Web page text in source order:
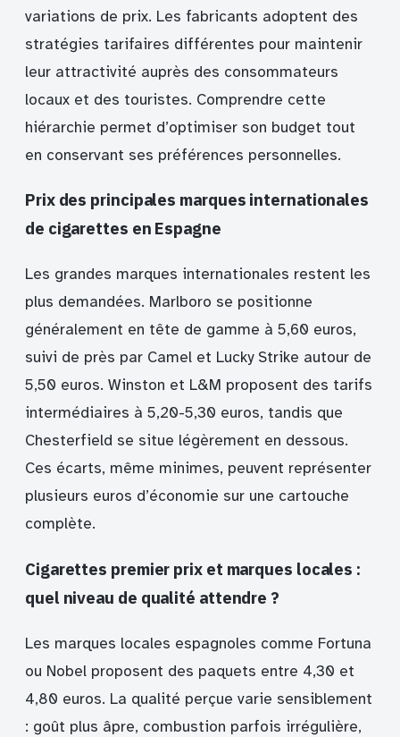
variations de prix. Les fabricants adoptent des
stratégies tarifaires différentes pour maintenir
leur attractivité auprès des consommateurs
locaux et des touristes. Comprendre cette
hiérarchie permet d’optimiser son budget tout
en conservant ses préférences personnelles.
Prix des principales marques internationales
de cigarettes en Espagne
Les grandes marques internationales restent les
plus demandées. Marlboro se positionne
généralement en tête de gamme à 5,60 euros,
suivi de près par Camel et Lucky Strike autour de
5,50 euros. Winston et L&M proposent des tarifs
intermédiaires à 5,20-5,30 euros, tandis que
Chesterfield se situe légèrement en dessous.
Ces écarts, même minimes, peuvent représenter
plusieurs euros d’économie sur une cartouche
complète.
Cigarettes premier prix et marques locales :
quel niveau de qualité attendre ?
Les marques locales espagnoles comme Fortuna
ou Nobel proposent des paquets entre 4,30 et
4,80 euros. La qualité perçue varie sensiblement
: goût plus âpre, combustion parfois irrégulière,